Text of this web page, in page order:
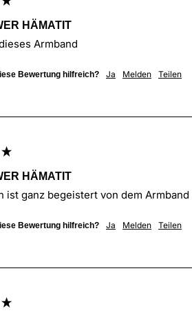
HÄMATIT
Armband
Bewertung hilfreich? Ja Melden Teilen
HÄMATIT
ist ganz begeistert von dem Armband
Bewertung hilfreich? Ja Melden Teilen